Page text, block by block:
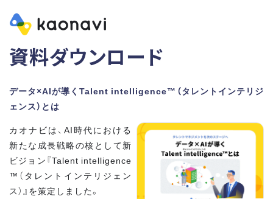
資料ダウンロード
データ×AIが導くTalent intelligence™（タレントインテリジ
ェンス）とは
カオナビは、AI時代における
新たな成長戦略の核として新
ビジョン『Talent intelligence
™（タレントインテリジェン
ス）』を策定しました。